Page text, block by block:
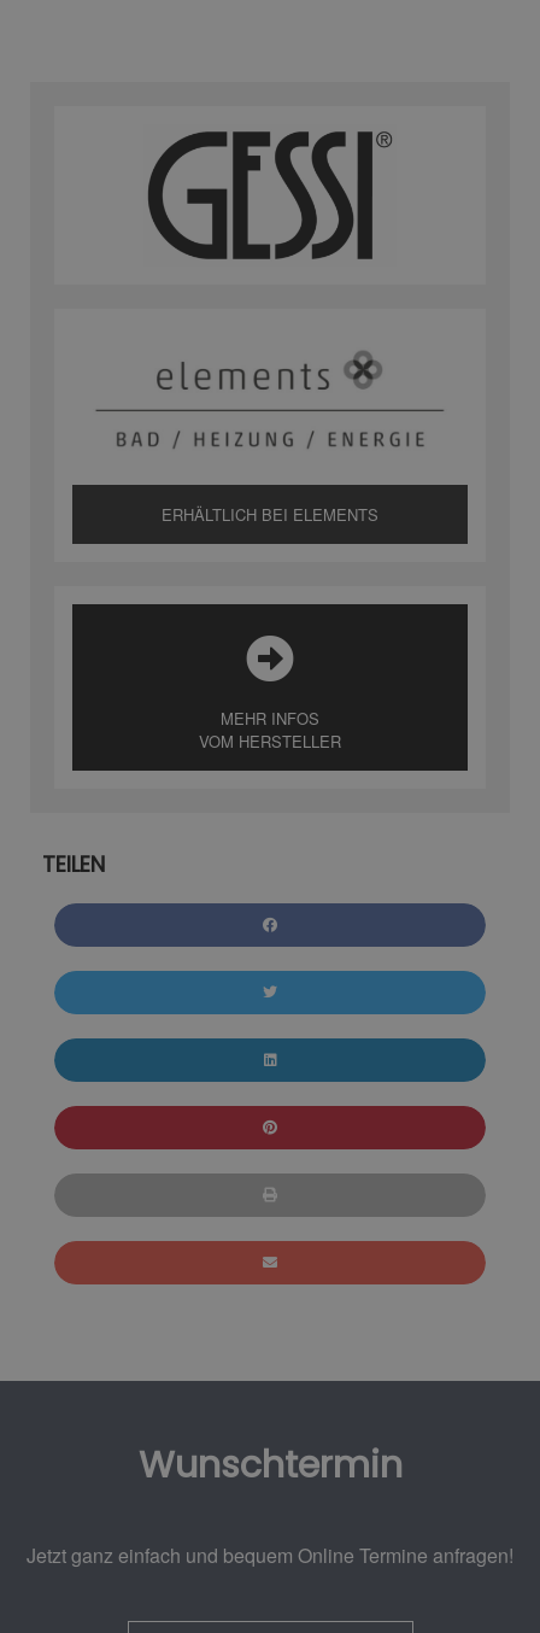
ERHÄLTLICH BEI ELEMENTS
MEHR INFOS
VOM HERSTELLER
TEILEN
Wunschtermin
Jetzt ganz einfach und bequem Online Termine anfragen!